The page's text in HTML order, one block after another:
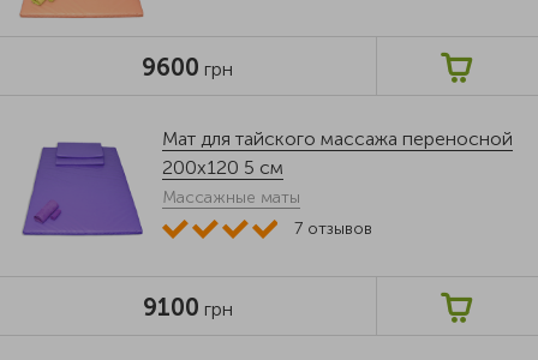
9600 грн
Мат для тайского массажа переносной
200x120 5 см
Массажные маты
7отзывов
9100 грн